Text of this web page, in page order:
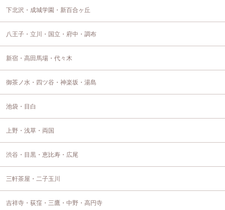
下北沢・成城学園・新百合ヶ丘
八王子・立川・国立・府中・調布
新宿・高田馬場・代々木
御茶ノ水・四ツ谷・神楽坂・湯島
池袋・目白
上野・浅草・両国
渋谷・目黒・恵比寿・広尾
三軒茶屋・二子玉川
吉祥寺・荻窪・三鷹・中野・高円寺